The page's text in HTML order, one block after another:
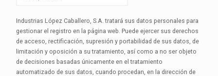
Industrias López Caballero, S.A. tratará sus datos personales para
gestionar el registro en la página web. Puede ejercer sus derechos
de acceso, rectificación, supresión y portabilidad de sus datos, de
limitación y oposición a su tratamiento, así como a no ser objeto
de decisiones basadas únicamente en el tratamiento
automatizado de sus datos, cuando procedan, en la dirección de